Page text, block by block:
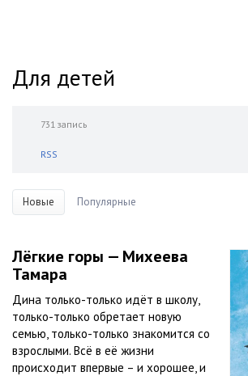
Для детей
731 запись
RSS
Новые Популярные
Лёгкие горы — Михеева
Тамара
Дина только-только идёт в школу,
только-только обретает новую
семью, только-только знакомится со
взрослыми. Всё в её жизни
происходит впервые – и хорошее, и